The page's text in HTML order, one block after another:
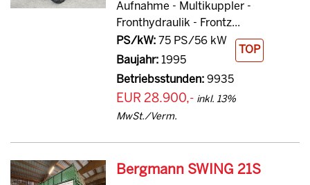
Aufnahme - Multikuppler -
Fronthydraulik - Frontz...
PS/kW:75 PS/56 kW
Baujahr:1995
Betriebsstunden:9935
TOP
EUR 28.900,- inkl. 13%
MwSt./Verm.
Bergmann SWING 21S